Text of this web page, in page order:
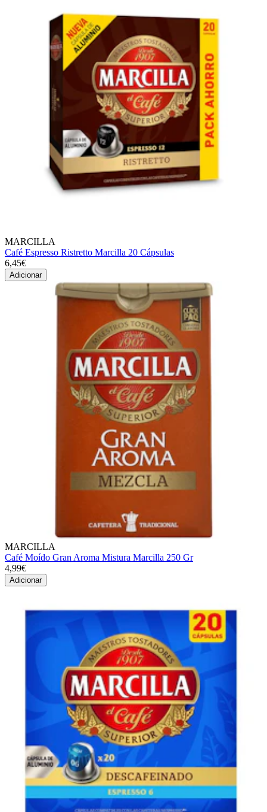
MARCILLA
Café Espresso Ristretto Marcilla 20 Cápsulas
6,45€
Adicionar
MARCILLA
Café Moído Gran Aroma Mistura Marcilla 250 Gr
4,99€
Adicionar